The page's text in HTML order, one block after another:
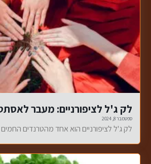
לק ג'ל לציפורניים: מעבר
ספטמבר 8, 2024
לק ג'ל לציפורניים הוא אחד מהטרנדים